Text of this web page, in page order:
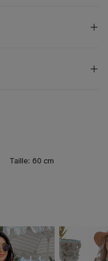
Taille: 60 cm